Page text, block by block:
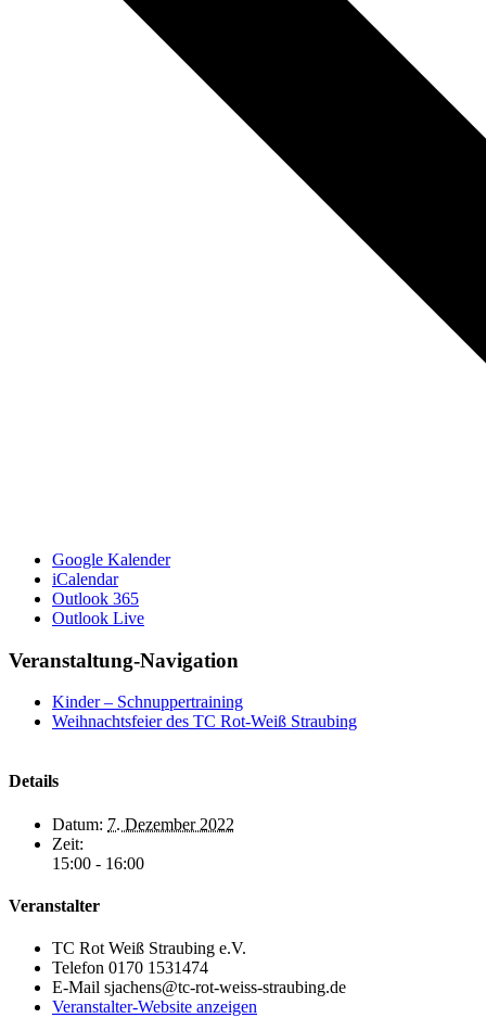
Google Kalender
iCalendar
Outlook 365
Outlook Live
Veranstaltung-Navigation
Kinder – Schnuppertraining
Weihnachtsfeier des TC Rot-Weiß Straubing
Details
Datum: 7. Dezember 2022
Zeit:
15:00 - 16:00
Veranstalter
TC Rot Weiß Straubing e.V.
Telefon 0170 1531474
E-Mail sjachens@tc-rot-weiss-straubing.de
Veranstalter-Website anzeigen